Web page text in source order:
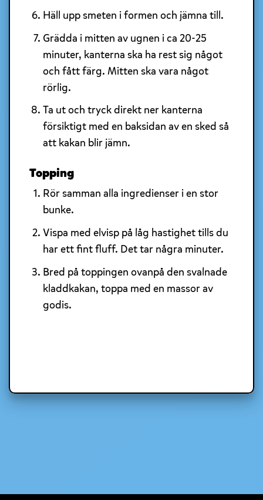
Häll upp smeten i formen och jämna till.
Grädda i mitten av ugnen i ca 20-25
minuter, kanterna ska ha rest sig något
och fått färg. Mitten ska vara något
rörlig.
Ta ut och tryck direkt ner kanterna
försiktigt med en baksidan av en sked så
att kakan blir jämn.
Topping
Rör samman alla ingredienser i en stor
bunke.
Vispa med elvisp på låg hastighet tills du
har ett fint fluff. Det tar några minuter.
Bred på toppingen ovanpå den svalnade
kladdkakan, toppa med en massor av
godis.